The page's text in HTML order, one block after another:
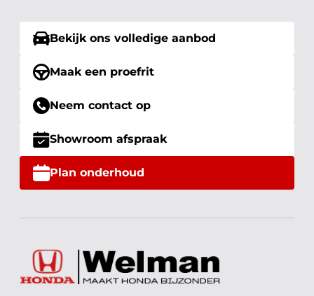
Bekijk ons volledige aanbod
Maak een proefrit
Neem contact op
Showroom afspraak
Plan onderhoud